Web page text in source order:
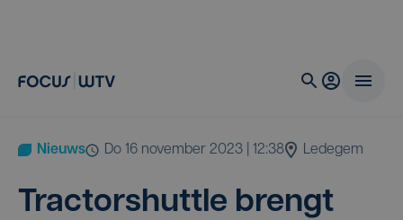
Nieuws do 16 november 2023 | 12:38 Ledegem
Trac­tors­hutt­le brengt